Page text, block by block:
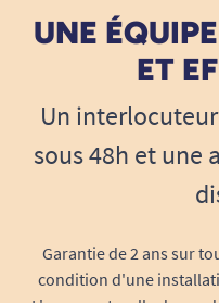
Non reçu
15/04/2023
Au top. Atteint de SLA.
conseillé votre site et
A. Anonymous
UNE
ET
Un
sous 48h et une
Garantie de 2 ans sur
condition d'une